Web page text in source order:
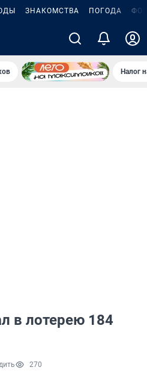
ЗНАКОМСТВА ПОГОДА
Налог
в лотерею 184
270